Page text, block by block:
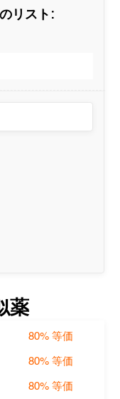
リスト:
薬
80% 等価
80% 等価
80% 等価